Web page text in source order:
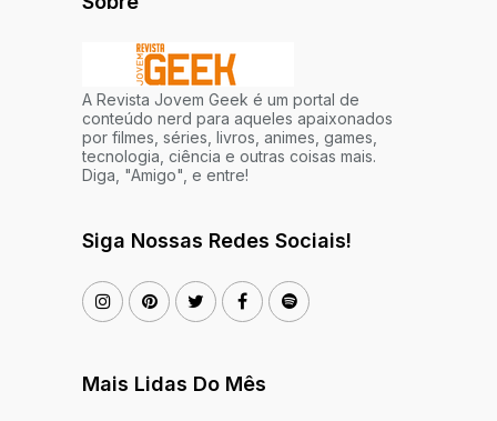
A Revista Jovem Geek é um portal de
conteúdo nerd para aqueles apaixonados
por filmes, séries, livros, animes, games,
tecnologia, ciência e outras coisas mais.
Diga, "Amigo", e entre!
Siga Nossas Redes Sociais!
Mais Lidas Do Mês